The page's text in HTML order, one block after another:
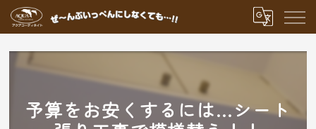
予算をお安くするには…シート